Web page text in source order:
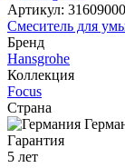
Артикул: 31609000
Смеситель для
Бренд
Hansgrohe
Коллекция
Focus
Страна
Гарантия
5 лет